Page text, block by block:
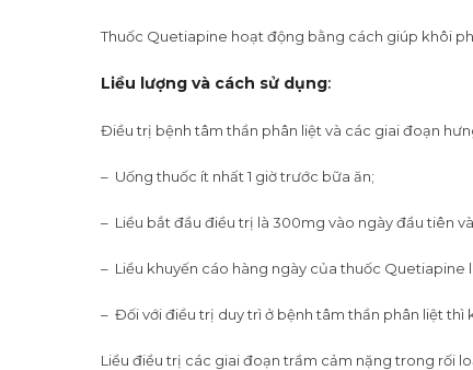
Thuốc Quetiapine hoạt động bằng cách giúp khôi
Liều lượng và cách sử dụng:
Điều trị bệnh tâm thần phân liệt và các giai đoạn
– Uống thuốc ít nhất 1 giờ trước bữa ăn;
– Liều bắt đầu điều trị là 300mg vào ngày đầu tiên
– Liều khuyến cáo hàng ngày của thuốc
– Đối với điều trị duy trì ở bệnh tâm thần phân liệt thì
Liều điều trị các giai đoạn trầm cảm nặng trong rối